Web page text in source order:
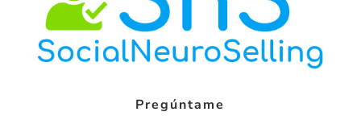
Pregúntame